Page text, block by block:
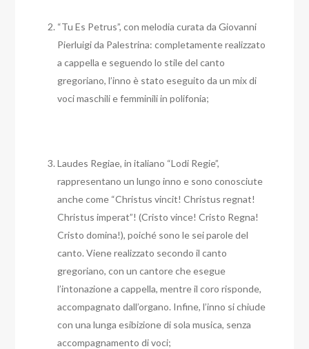
“Tu Es Petrus”, con melodia curata da Giovanni
Pierluigi da Palestrina: completamente realizzato
a cappella e seguendo lo stile del canto
gregoriano, l’inno è stato eseguito da un mix di
voci maschili e femminili in polifonia;
Laudes Regiae, in italiano “Lodi Regie”,
rappresentano un lungo inno e sono conosciute
anche come “Christus vincit! Christus regnat!
Christus imperat”! (Cristo vince! Cristo Regna!
Cristo domina!), poiché sono le sei parole del
canto. Viene realizzato secondo il canto
gregoriano, con un cantore che esegue
l’intonazione a cappella, mentre il coro risponde,
accompagnato dall’organo. Infine, l’inno si chiude
con una lunga esibizione di sola musica, senza
accompagnamento di voci;